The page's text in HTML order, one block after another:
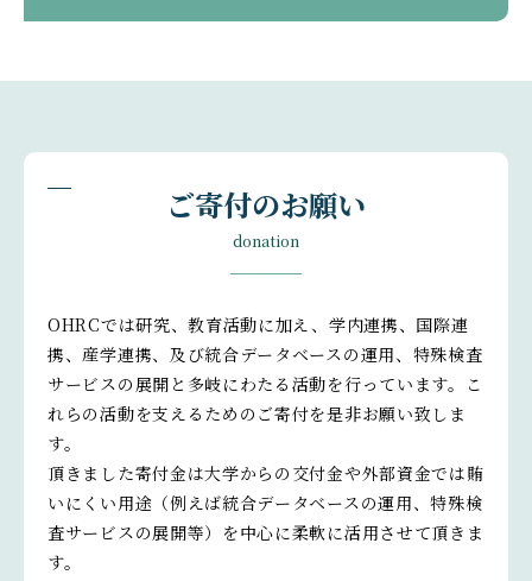
ご寄付のお願い
donation
OHRCでは研究、教育活動に加え、学内連携、国際連
携、産学連携、及び統合データベースの運用、特殊検査
サービスの展開と多岐にわたる活動を行っています。こ
れらの活動を支えるためのご寄付を是非お願い致しま
す。
頂きました寄付金は大学からの交付金や外部資金では賄
いにくい用途（例えば統合データベースの運用、特殊検
査サービスの展開等）を中心に柔軟に活用させて頂きま
す。